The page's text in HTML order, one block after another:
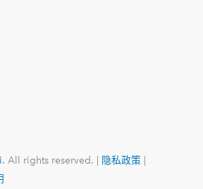
All rights reserved. | 隐私政策